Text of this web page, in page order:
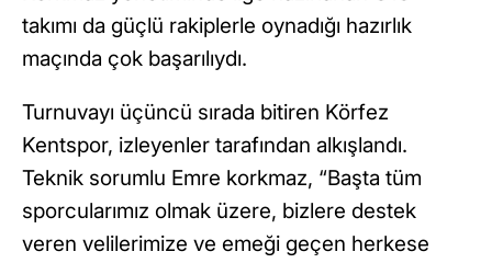
takımı da güçlü rakiplerle oynadığı hazırlık
maçında çok başarılıydı.
Turnuvayı üçüncü sırada bitiren Körfez
Kentspor, izleyenler tarafından alkışlandı.
Teknik sorumlu Emre korkmaz, “Başta tüm
sporcularımız olmak üzere, bizlere destek
veren velilerimize ve emeği geçen herkese